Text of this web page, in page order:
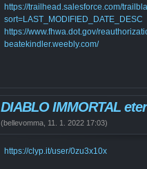
https://trailhead.salesforce.com/
sort=LAST_MODIFIED_DATE_DESC
https://www.fhwa.dot.gov/
beatekindler.weebly.com/
DIABLO IMMORTAL
(bellevomma 11. 1. 2022 17:03)
https://clyp.it/user/0zu3x10x